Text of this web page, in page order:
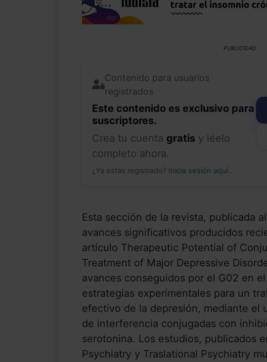
PUBLICIDAD
Contenido para usuarios
registrados
Este contenido es exclusivo para
suscriptores.
Crea tu cuenta gratis y léelo
completo ahora.
¿Ya estás registrado? Inicia sesión aquí .
Esta sección de la revista, publicada
avances significativos producidos
artículo Therapeutic Potential of
Treatment of Major Depressive
avances conseguidos por el G02 en
estrategias experimentales para un
efectivo de la depresión, mediante el
de interferencia conjugadas con
serotonina. Los estudios, publicados
Psychiatry y Traslational Psychiatry